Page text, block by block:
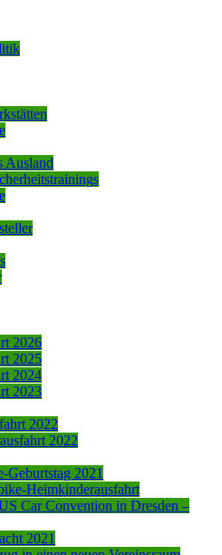
Ausland
2026
2025
2024
2023
2022
2022
Geburtstag 2021
Heimkinderausfahrt
Car Convention in Dresden –
2021